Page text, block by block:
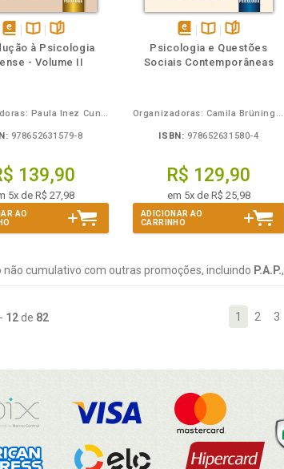
disponível
em
Disponível
na
páginas
à Psicologia
- Volume II
Organizadoras: Paula Inez Cunha Gomide, Fernanda Otoni
978652631579-8
139,90
5x de R$ 27,98
AO
disponível
em
Disponível
na
páginas
Psicologia e Questões
Sociais Contemporâneas
Organizadoras: Camila Brüning, Gislei Mocelin Polli
ISBN: 978652631580-4
R$ 129,90
em 5x de R$ 25,98
ADICIONAR AO
CARRINHO
TambémFolheie
não cumulativo com outras promoções, incluindo P.A.P.,
- 12de 82 1 2 3